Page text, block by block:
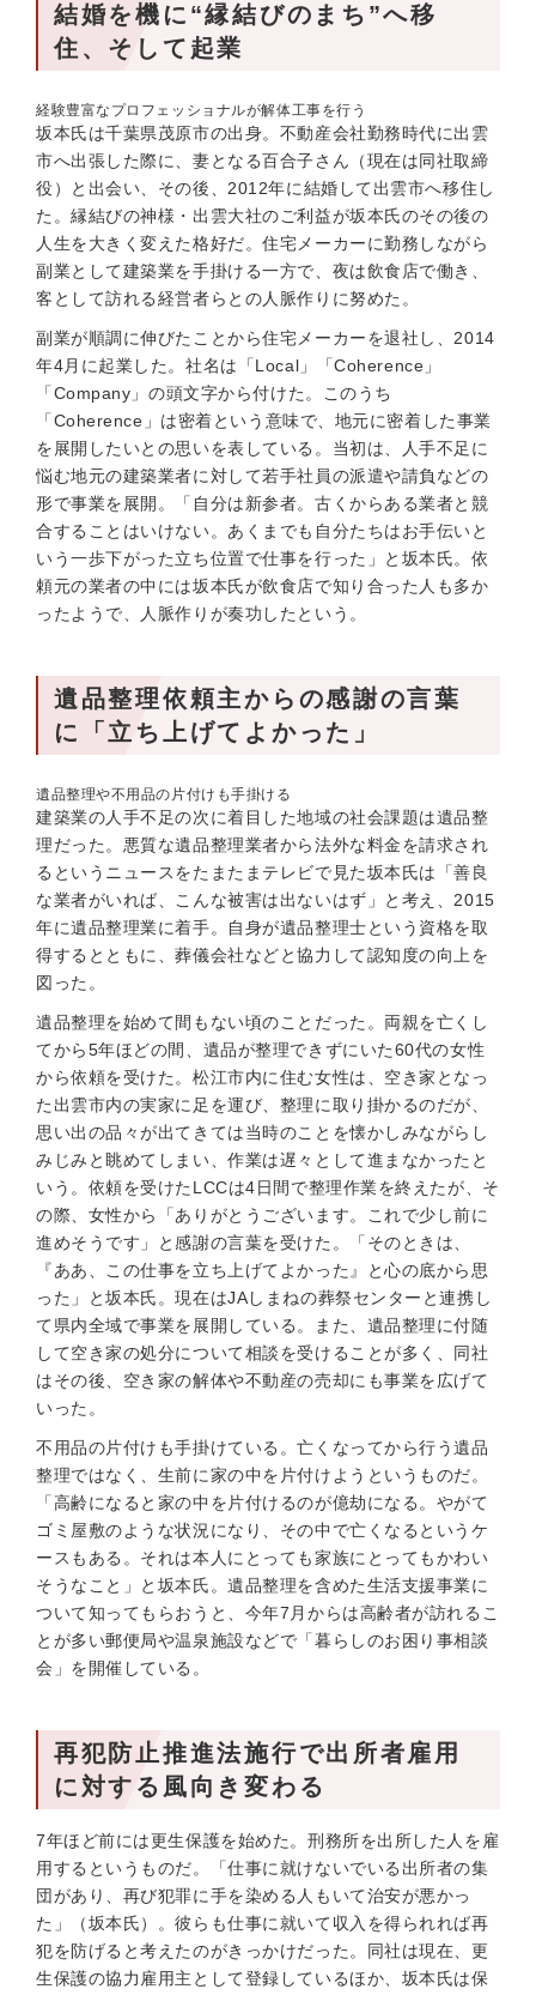
結婚を機に“縁結びのまち”へ移
住、そして起業
経験豊富なプロフェッショナルが解体工事を行う
坂本氏は千葉県茂原市の出身。不動産会社勤務時代に出雲
市へ出張した際に、妻となる百合子さん（現在は同社取締
役）と出会い、その後、2012年に結婚して出雲市へ移住し
た。縁結びの神様・出雲大社のご利益が坂本氏のその後の
人生を大きく変えた格好だ。住宅メーカーに勤務しながら
副業として建築業を手掛ける一方で、夜は飲食店で働き、
客として訪れる経営者らとの人脈作りに努めた。
副業が順調に伸びたことから住宅メーカーを退社し、2014
年4月に起業した。社名は「Local」「Coherence」
「Company」の頭文字から付けた。このうち
「Coherence」は密着という意味で、地元に密着した事業
を展開したいとの思いを表している。当初は、人手不足に
悩む地元の建築業者に対して若手社員の派遣や請負などの
形で事業を展開。「自分は新参者。古くからある業者と競
合することはいけない。あくまでも自分たちはお手伝いと
いう一歩下がった立ち位置で仕事を行った」と坂本氏。依
頼元の業者の中には坂本氏が飲食店で知り合った人も多か
ったようで、人脈作りが奏功したという。
遺品整理依頼主からの感謝の言葉
に「立ち上げてよかった」
遺品整理や不用品の片付けも手掛ける
建築業の人手不足の次に着目した地域の社会課題は遺品整
理だった。悪質な遺品整理業者から法外な料金を請求され
るというニュースをたまたまテレビで見た坂本氏は「善良
な業者がいれば、こんな被害は出ないはず」と考え、2015
年に遺品整理業に着手。自身が遺品整理士という資格を取
得するとともに、葬儀会社などと協力して認知度の向上を
図った。
遺品整理を始めて間もない頃のことだった。両親を亡くし
てから5年ほどの間、遺品が整理できずにいた60代の女性
から依頼を受けた。松江市内に住む女性は、空き家となっ
た出雲市内の実家に足を運び、整理に取り掛かるのだが、
思い出の品々が出てきては当時のことを懐かしみながらし
みじみと眺めてしまい、作業は遅々として進まなかったと
いう。依頼を受けたLCCは4日間で整理作業を終えたが、そ
の際、女性から「ありがとうございます。これで少し前に
進めそうです」と感謝の言葉を受けた。「そのときは、
『ああ、この仕事を立ち上げてよかった』と心の底から思
った」と坂本氏。現在はJAしまねの葬祭センターと連携し
て県内全域で事業を展開している。また、遺品整理に付随
して空き家の処分について相談を受けることが多く、同社
はその後、空き家の解体や不動産の売却にも事業を広げて
いった。
不用品の片付けも手掛けている。亡くなってから行う遺品
整理ではなく、生前に家の中を片付けようというものだ。
「高齢になると家の中を片付けるのが億劫になる。やがて
ゴミ屋敷のような状況になり、その中で亡くなるというケ
ースもある。それは本人にとっても家族にとってもかわい
そうなこと」と坂本氏。遺品整理を含めた生活支援事業に
ついて知ってもらおうと、今年7月からは高齢者が訪れるこ
とが多い郵便局や温泉施設などで「暮らしのお困り事相談
会」を開催している。
再犯防止推進法施行で出所者雇用
に対する風向き変わる
7年ほど前には更生保護を始めた。刑務所を出所した人を雇
用するというものだ。「仕事に就けないでいる出所者の集
団があり、再び犯罪に手を染める人もいて治安が悪かっ
た」（坂本氏）。彼らも仕事に就いて収入を得られれば再
犯を防げると考えたのがきっかけだった。同社は現在、更
生保護の協力雇用主として登録しているほか、坂本氏は保